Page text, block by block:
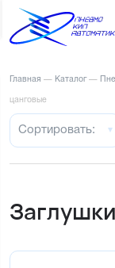
Главная — Каталог —
цанговые
Сортировать: